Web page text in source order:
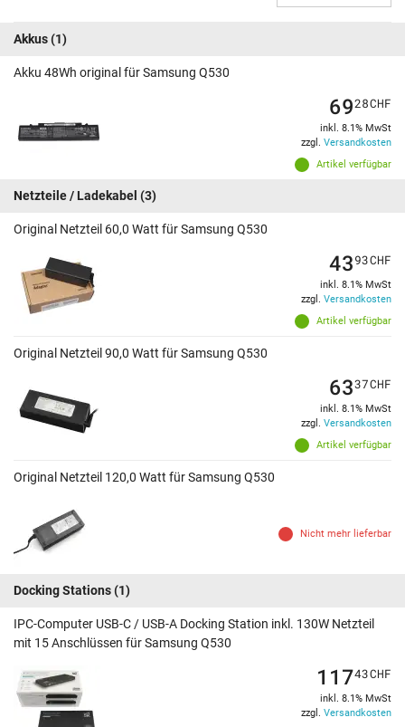
Akkus(1)
Akku 48Wh original für Samsung Q530
Artikel verfügbar
6928CHF
inkl. 8.1% MwSt
zzgl. Versandkosten
Netzteile / Ladekabel (3)
Original Netzteil 60,0 Watt für Samsung Q530
Artikel verfügbar
4393CHF
inkl. 8.1% MwSt
zzgl. Versandkosten
Original Netzteil 90,0 Watt für Samsung Q530
Artikel verfügbar
6337CHF
inkl. 8.1% MwSt
zzgl. Versandkosten
Original Netzteil 120,0 Watt für Samsung Q530
Nicht mehr lieferbar
Docking Stations(1)
IPC-Computer USB-C / USB-A Docking Station inkl. 130W Netzteil
mit 15 Anschlüssen für Samsung Q530
11743CHF
inkl. 8.1% MwSt
zzgl. Versandkosten